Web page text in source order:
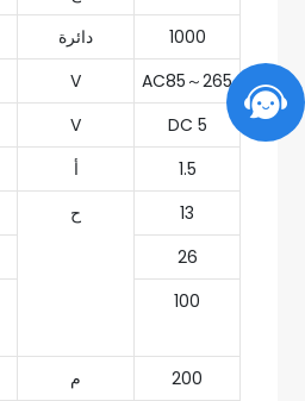
دائرة
1000
V
AC85～265
V
DC 5
أ
1.5
ح
13
26
100
م
200